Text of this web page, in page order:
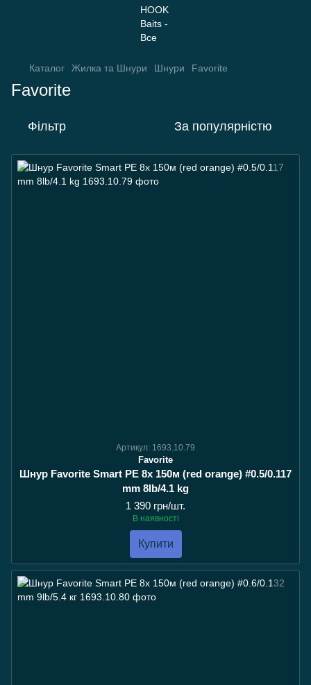
Каталог Жилка та Шнури Шнури Favorite
Favorite
Фільтр За популярністю
Артикул: 1693.10.79
Favorite
Шнур Favorite Smart PE 8x 150м (red orange) #0.5/0.117
mm 8lb/4.1 kg
1 390 грн/шт.
В наявності
Купити